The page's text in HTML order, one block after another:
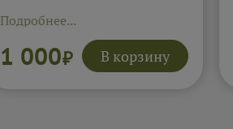
Подробнее...
1 000₽ В корзину